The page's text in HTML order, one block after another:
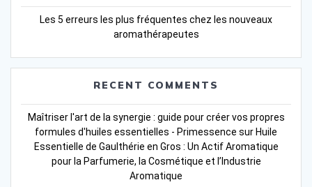
Les 5 erreurs les plus fréquentes chez les nouveaux
aromathérapeutes
RECENT COMMENTS
Maîtriser l'art de la synergie : guide pour créer vos propres
formules d'huiles essentielles - Primessence sur Huile
Essentielle de Gaulthérie en Gros : Un Actif Aromatique
pour la Parfumerie, la Cosmétique et l’Industrie
Aromatique